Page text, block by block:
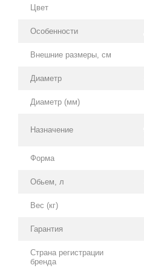
Цвет
Особенности
Внешние размеры, см
Диаметр
Диаметр (мм)
Назначение
Форма
Обьем, л
Вес (кг)
Гарантия
Страна регистрации
бренда